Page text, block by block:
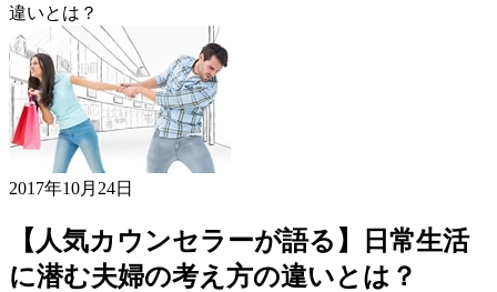
違いとは？
2017年10月24日
【人気カウンセラーが語る】日常生活
に潜む夫婦の考え方の違いとは？